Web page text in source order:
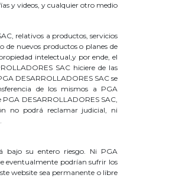
y videos, y cualquier otro medio
relativos a productos, servicios
de nuevos productos o planes de
intelectual,y por ende, el
SAC hiciere de las
DESARROLLADORES SAC se
de los mismos a PGA
DESARROLLADORES SAC,
no podrá reclamar judicial, ni
bajo su entero riesgo. Ni PGA
eventualmente podrían sufrir los
website sea permanente o libre